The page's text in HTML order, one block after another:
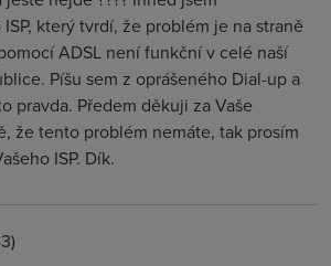
který tvrdí, že problém je na straně
ADSL není funkční v celé naší
Píšu sem z oprášeného Dial-up a
pravda. Předem děkuji za Vaše
že tento problém nemáte, tak prosím
ISP. Dík.